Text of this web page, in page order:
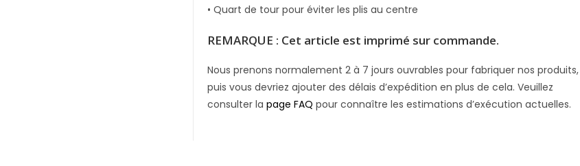
• Quart de tour pour éviter les plis au centre
REMARQUE : Cet article est imprimé sur commande.
Nous prenons normalement 2 à 7 jours ouvrables pour fabriquer nos produits,
puis vous devriez ajouter des délais d’expédition en plus de cela. Veuillez
consulter lapage FAQ pour connaître les estimations d’exécution actuelles.